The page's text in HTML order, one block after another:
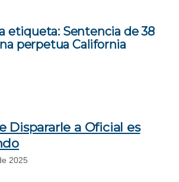
etiqueta: Sentencia de 38
perpetua California
Dispararle a Oficial es
2025